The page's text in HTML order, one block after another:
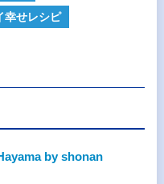
幸せレシピ
by shonan